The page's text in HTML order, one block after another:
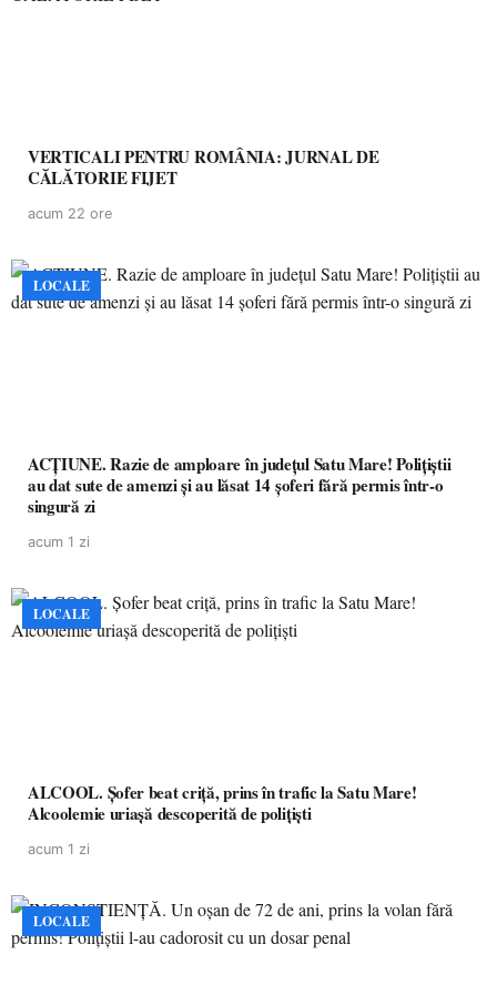
VERTICALI PENTRU ROMÂNIA: JURNAL DE
CĂLĂTORIE FIJET
acum 22 ore
LOCALE
ACȚIUNE. Razie de amploare în județul Satu Mare! Polițiștii
au dat sute de amenzi și au lăsat 14 șoferi fără permis într-o
singură zi
acum 1 zi
LOCALE
ALCOOL. Șofer beat criță, prins în trafic la Satu Mare!
Alcoolemie uriașă descoperită de polițiști
acum 1 zi
LOCALE